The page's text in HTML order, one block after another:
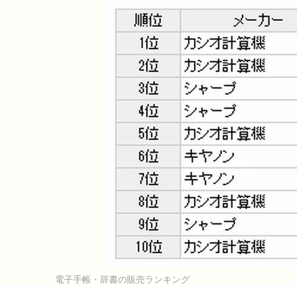
電子手帳・辞書の販売ランキング